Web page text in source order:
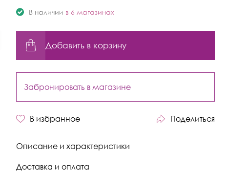
В наличии в 6 магазинах
Добавить в корзину
Забронировать в магазине
В избранное Поделиться
Описание и характеристики
Доставка и оплата